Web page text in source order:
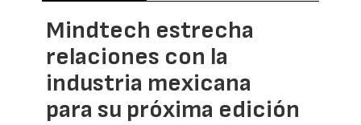
Mindtech estrecha
relaciones con la
industria mexicana
para su próxima edición